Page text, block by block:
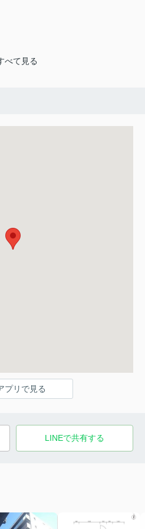
べて見る
プリで見る
LINEで共有する